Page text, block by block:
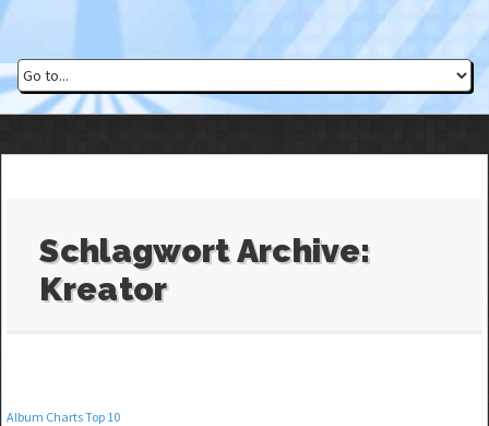
Schlagwort Archive:
Kreator
Album Charts Top 10